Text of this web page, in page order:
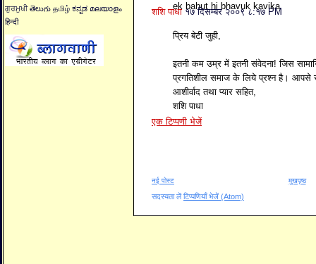
ਗੁਰਮੁਖੀ తెలుగు தமிழ் ಕನ್ನಡ മലയാളം
हिन्दी
ek bahut hi bhavuk kavika
शशि पाधा १७ दिसम्बर २००९ ८:१७ PM
प्रिय बेटी जुही,
इतनी कम उम्र में इतनी संवेदना! जिस
प्रगतिशील समाज के लिये प्रश्न है। आपसे
आशीर्वाद तथा प्यार सहित,
शशि पाधा
एक टिप्पणी भेजें
नई पोस्ट मुखपृष्ठ
सदस्यता लेंटिप्पणियाँ भेजें (Atom)